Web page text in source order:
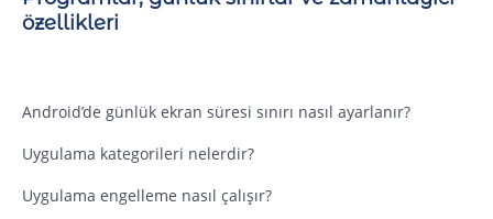
özellikleri
Android’de günlük ekran süresi sınırı nasıl ayarlanır?
Uygulama kategorileri nelerdir?
Uygulama engelleme nasıl çalışır?